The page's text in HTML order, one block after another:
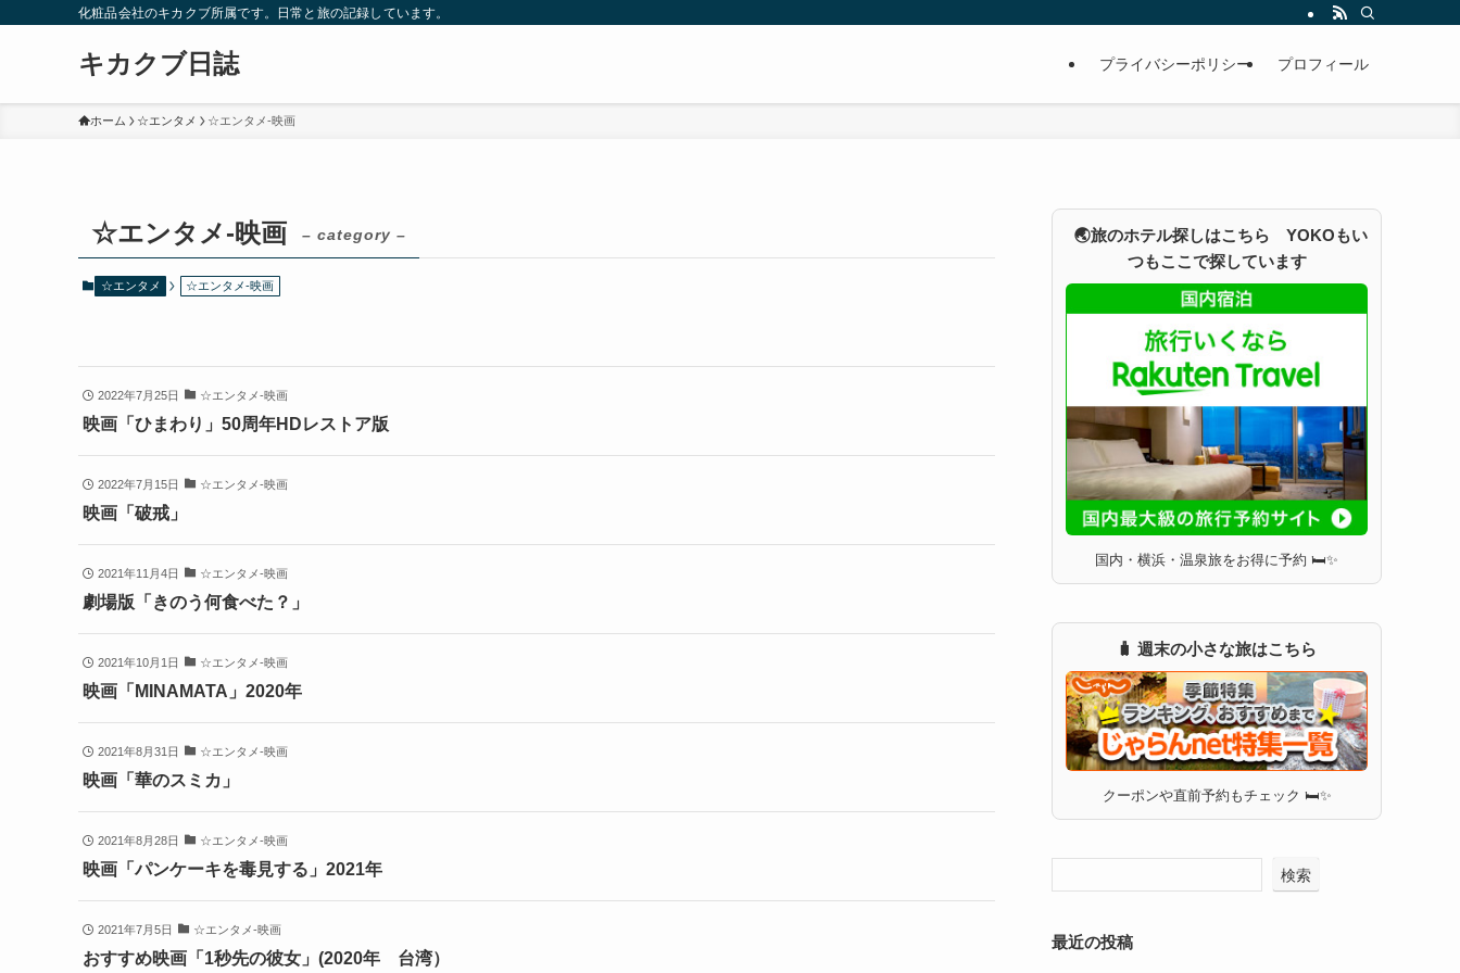
化粧品会社のキカクブ所属です。日常と旅の記録しています。
キカクブ日誌 プライバシーポリシー プロフィール
ホーム ☆エンタメ ☆エンタメ-映画
☆エンタメ-映画 – category –
☆エンタメ ☆エンタメ-映画
2022年7月25日 ☆エンタメ-映画
映画「ひまわり」50周年HDレストア版
2022年7月15日 ☆エンタメ-映画
映画「破戒」
2021年11月4日 ☆エンタメ-映画
劇場版「きのう何食べた？」
2021年10月1日 ☆エンタメ-映画
映画「MINAMATA」2020年
2021年8月31日 ☆エンタメ-映画
映画「華のスミカ」
2021年8月28日 ☆エンタメ-映画
映画「パンケーキを毒見する」2021年
2021年7月5日 ☆エンタメ-映画
おすすめ映画「1秒先の彼女」(2020年 台湾）
🌏旅のホテル探しはこちら YOKOもい
つもここで探しています
国内・横浜・温泉旅をお得に予約 🛏✨
🧳 週末の小さな旅はこちら
クーポンや直前予約もチェック 🛏✨
検索
最近の投稿